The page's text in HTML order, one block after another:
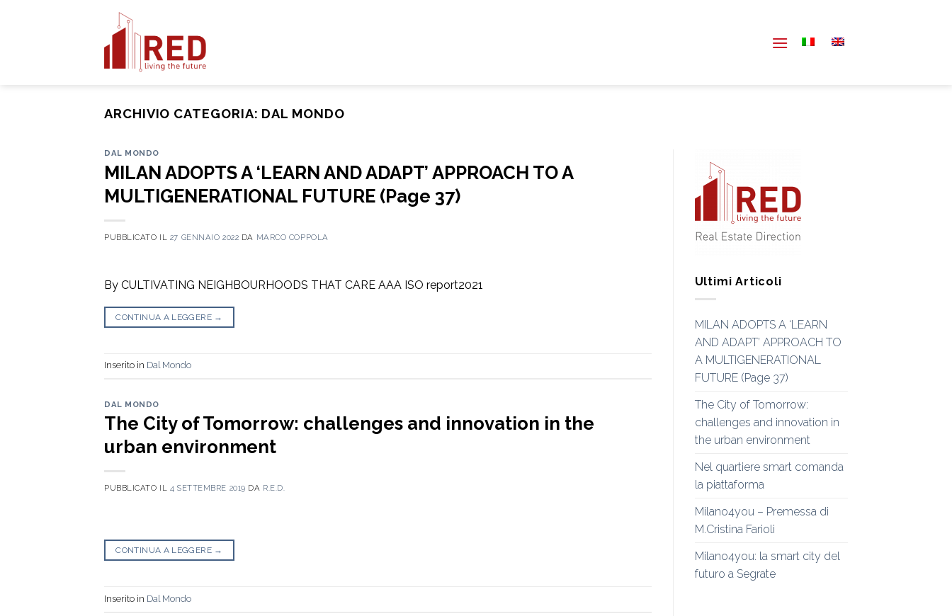
ARCHIVIO CATEGORIA: DAL MONDO
DAL MONDO
MILAN ADOPTS A ‘LEARN AND ADAPT’ APPROACH TO A
MULTIGENERATIONAL FUTURE (Page 37)
PUBBLICATO IL 27 GENNAIO 2022 DA MARCO COPPOLA
By CULTIVATING NEIGHBOURHOODS THAT CARE AAA ISO report2021
CONTINUA A LEGGERE →
Inserito in Dal Mondo
DAL MONDO
The City of Tomorrow: challenges and innovation in the
urban environment
PUBBLICATO IL 4 SETTEMBRE 2019 DA R.E.D.
CONTINUA A LEGGERE →
Inserito in Dal Mondo
Ultimi Articoli
MILAN ADOPTS A ‘LEARN
AND ADAPT’ APPROACH TO
A MULTIGENERATIONAL
FUTURE (Page 37)
The City of Tomorrow:
challenges and innovation in
the urban environment
Nel quartiere smart comanda
la piattaforma
Milano4you – Premessa di
M.Cristina Farioli
Milano4you: la smart city del
futuro a Segrate